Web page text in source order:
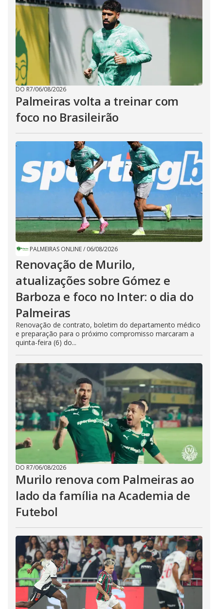
DO R7/06/08/2026
Palmeiras volta a treinar com
foco no Brasileirão
PALMEIRAS ONLINE/ 06/08/2026
Renovação de Murilo,
atualizações sobre Gómez e
Barboza e foco no Inter: o dia do
Palmeiras
Renovação de contrato, boletim do departamento médico
e preparação para o próximo compromisso marcaram a
quinta-feira (6) do...
DO R7/06/08/2026
Murilo renova com Palmeiras ao
lado da família na Academia de
Futebol